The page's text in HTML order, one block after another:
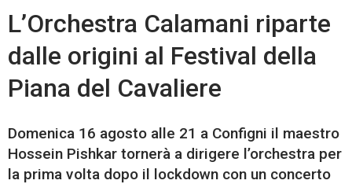
L’Orchestra Calamani riparte
dalle origini al Festival della
Piana del Cavaliere
Domenica 16 agosto alle 21 a Configni il maestro
Hossein Pishkar tornerà a dirigere l’orchestra per
la prima volta dopo il lockdown con un concerto